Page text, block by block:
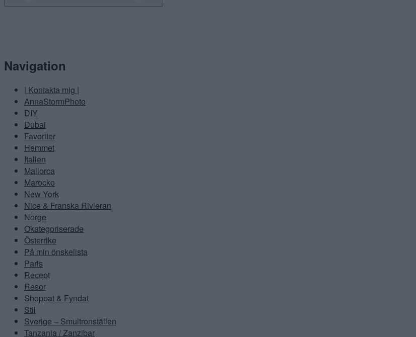
Navigation
| Kontakta mig |
AnnaStormPhoto
DIY
Dubai
Favoriter
Hemmet
Italien
Mallorca
Marocko
New York
Nice & Franska Rivieran
Norge
Okategoriserade
Österrike
På min önskelista
Paris
Recept
Resor
Shoppat & Fyndat
Stil
Sverige – Smultronställen
Tanzania / Zanzibar